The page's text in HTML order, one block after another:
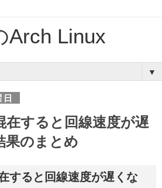
Arch Linux
▼
在すると回線速度が遅
果のまとめ
すると回線速度が遅くな